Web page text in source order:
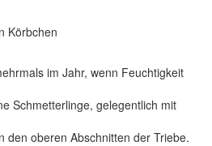
Körbchen
im Jahr, wenn Feuchtigkeit
Schmetterlinge, gelegentlich mit
den oberen Abschnitten der Triebe.